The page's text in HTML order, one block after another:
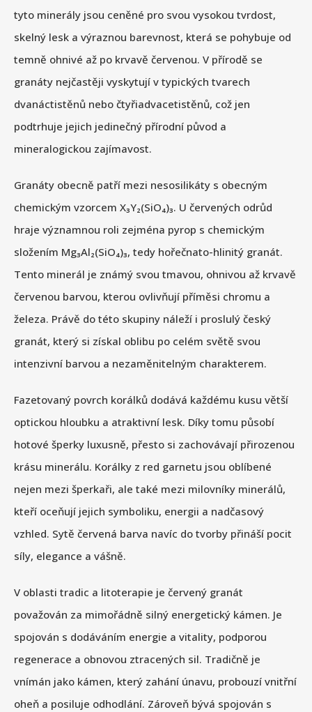
tyto minerály jsou ceněné pro svou vysokou tvrdost,
skelný lesk a výraznou barevnost, která se pohybuje od
temně ohnivé až po krvavě červenou. V přírodě se
granáty nejčastěji vyskytují v typických tvarech
dvanáctistěnů nebo čtyřiadvacetistěnů, což jen
podtrhuje jejich jedinečný přírodní původ a
mineralogickou zajímavost.
Granáty obecně patří mezi nesosilikáty s obecným
chemickým vzorcem X₃Y₂(SiO₄)₃. U červených odrůd
hraje významnou roli zejména pyrop s chemickým
složením Mg₃Al₂(SiO₄)₃, tedy hořečnato-hlinitý granát.
Tento minerál je známý svou tmavou, ohnivou až krvavě
červenou barvou, kterou ovlivňují příměsi chromu a
železa. Právě do této skupiny náleží i proslulý český
granát, který si získal oblibu po celém světě svou
intenzivní barvou a nezaměnitelným charakterem.
Fazetovaný povrch korálků dodává každému kusu větší
optickou hloubku a atraktivní lesk. Díky tomu působí
hotové šperky luxusně, přesto si zachovávají přirozenou
krásu minerálu. Korálky z red garnetu jsou oblíbené
nejen mezi šperkaři, ale také mezi milovníky minerálů,
kteří oceňují jejich symboliku, energii a nadčasový
vzhled. Sytě červená barva navíc do tvorby přináší pocit
síly, elegance a vášně.
V oblasti tradic a litoterapie je červený granát
považován za mimořádně silný energetický kámen. Je
spojován s dodáváním energie a vitality, podporou
regenerace a obnovou ztracených sil. Tradičně je
vnímán jako kámen, který zahání únavu, probouzí vnitřní
oheň a posiluje odhodlání. Zároveň bývá spojován s